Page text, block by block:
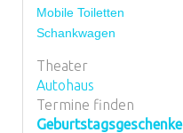
Mobile Toiletten
Schankwagen
Theater
Autohaus
Termine finden
Geburtstagsgeschenke